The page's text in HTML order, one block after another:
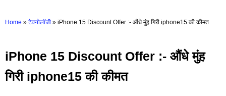
Home » टेक्नोलॉजी » iPhone 15 Discount Offer :- औंधे मुंह गिरी iphone15 की कीमत
iPhone 15 Discount Offer :- औंधे मुंह
गिरी iphone15 की कीमत